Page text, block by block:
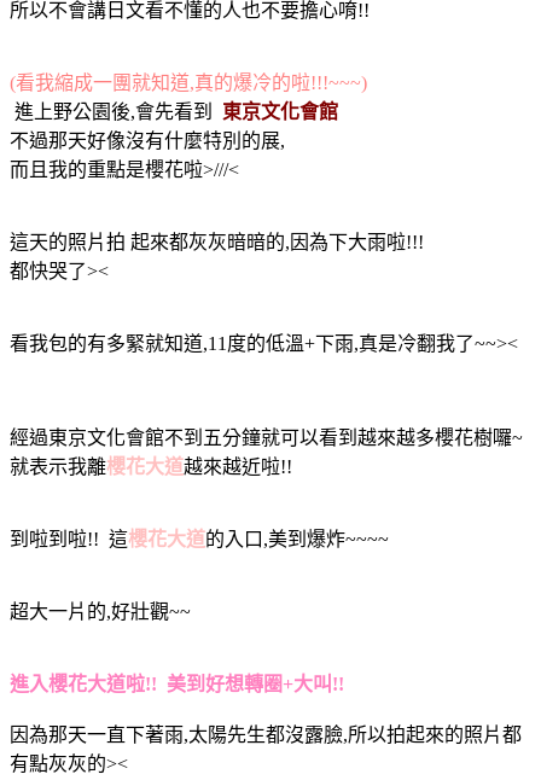
所以不會講日文看不懂的人也不要擔心唷!!
(看我縮成一團就知道,真的爆冷的啦!!!~~~)
進上野公園後,會先看到 東京文化會館
不過那天好像沒有什麼特別的展,
而且我的重點是櫻花啦>///<
這天的照片拍 起來都灰灰暗暗的,因為下大雨啦!!!
都快哭了><
看我包的有多緊就知道,11度的低溫+下雨,真是冷翻我了~~><
經過東京文化會館不到五分鐘就可以看到越來越多櫻花樹囉~
就表示我離櫻花大道越來越近啦!!
到啦到啦!! 這櫻花大道的入口,美到爆炸~~~~
超大一片的,好壯觀~~
進入櫻花大道啦!! 美到好想轉圈+大叫!!
因為那天一直下著雨,太陽先生都沒露臉,所以拍起來的照片都
有點灰灰的><